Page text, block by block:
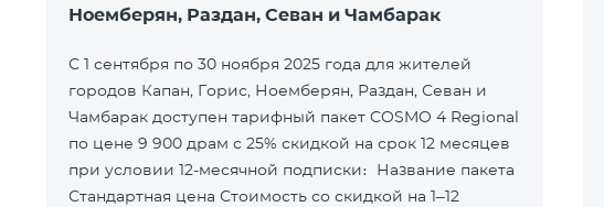
Ноемберян, Раздан, Севан и Чамбарак
С 1 сентября по 30 ноября 2025 года для жителей
городов Капан, Горис, Ноемберян, Раздан, Севан и
Чамбарак доступен тарифный пакет COSMO 4 Regional
по цене 9 900 драм с 25% скидкой на срок 12 месяцев
при условии 12-месячной подписки։ Название пакета
Стандартная цена Стоимость со скидкой на 1–12